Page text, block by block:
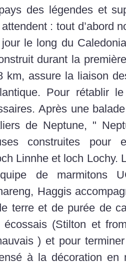
des légendes et
: tout d’abord
le long du
durant la
km, assure la liaison
Pour rétablir
Après une
de Neptune, "
construites pour
Linnhe et loch Lochy.
de marmitons
Haggis
terre et de purée de
écossais (Stilton et
) et pour
à la décoration en